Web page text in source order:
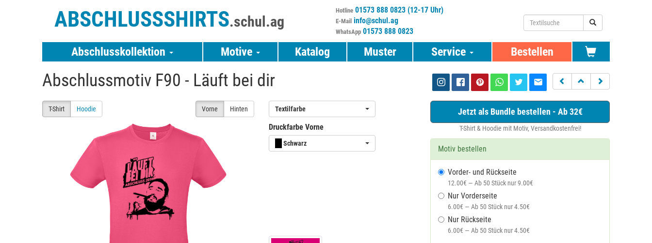
ABSCHLUSSSHIRTS.schul.ag
Hotline 01573 888 0823 (12-17 Uhr)
E-Mail info@schul.ag
WhatsApp 01573 888 0823
Abschlusskollektion Motive Katalog Muster Service Bestellen
Abschlussmotiv F90 - Läuft bei dir
T-Shirt Hoodie Vorne Hinten Textilfarbe
Druckfarbe Vorne
Schwarz
Jetzt als Bundle bestellen - Ab 32€
T-Shirt & Hoodie mit Motiv, Versandkostenfrei!
Motiv bestellen
Vorder- und Rückseite
12.00€ — Ab 50 Stück nur 9.00€
Nur Vorderseite
6.00€ — Ab 50 Stück nur 4.50€
Nur Rückseite
6.00€ — Ab 50 Stück nur 4.50€